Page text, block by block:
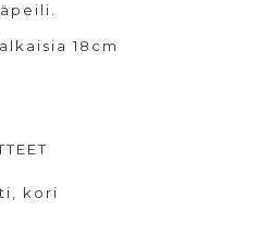
18cm
kori